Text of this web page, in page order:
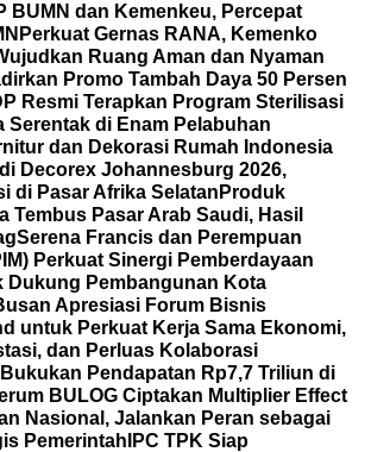
BUMN dan Kemenkeu, Percepat
Perkuat Gernas RANA, Kemenko
Ruang Aman dan Nyaman
Promo Tambah Daya 50 Persen
Resmi Terapkan Program Sterilisasi
Serentak di Enam Pelabuhan
dan Dekorasi Rumah Indonesia
Decorex Johannesburg 2026,
di Pasar Afrika Selatan Produk
Tembus Pasar Arab Saudi, Hasil
Serena Francis dan Perempuan
Perkuat Sinergi Pemberdayaan
Dukung Pembangunan Kota
Apresiasi Forum Bisnis
untuk Perkuat Kerja Sama Ekonomi,
dan Perluas Kolaborasi
Bukukan Pendapatan Rp7,7 Triliun di
BULOG Ciptakan Multiplier Effect
Nasional, Jalankan Peran sebagai
Pemerintah IPC TPK Siap